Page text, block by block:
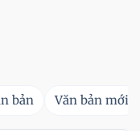
bản Văn bản mới